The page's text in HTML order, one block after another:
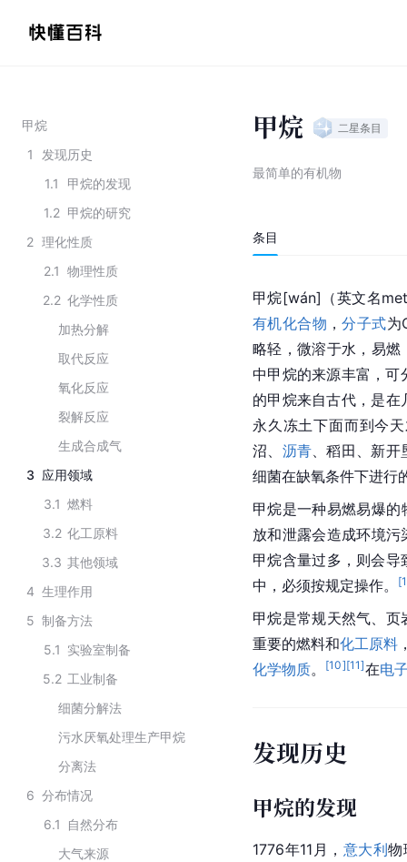
甲烷
1
发现历史
1.1
甲烷的发现
1.2 甲烷的研究
2 理化性质
2.1 物理性质
2.2 化学性质
加热分解
取代反应
氧化反应
裂解反应
生成合成气
3 应用领域
3.1 燃料
3.2 化工原料
3.3 其他领域
4 生理作用
5 制备方法
5.1 实验室制备
5.2 工业制备
细菌分解法
污水厌氧处理生产甲烷
分离法
6 分布情况
6.1
自然分布
大气来源
甲烷 二星条目
最简单的有机物
条目
甲烷[wán]（英文名
有机化合物 ，分子式为
略轻，微溶于水，易
中甲烷的来源丰富，可
的甲烷来自古代，是
永久冻土下面而到今
沼、 沥青 、稻田、新
细菌在缺氧条件下进行
甲烷是一种易燃易爆
放和泄露会造成环境污
甲烷含量过多，则会导
中，必须按规定操作。
[1
甲烷是常规天然气、
重要的燃料和化工原料
化学物质。 [10][11]在电
发现历史
甲烷的发现
1776年11月， 意大利物